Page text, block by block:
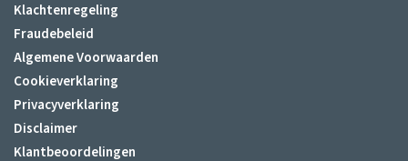
Klachtenregeling
Fraudebeleid
Algemene Voorwaarden
Cookieverklaring
Privacyverklaring
Disclaimer
Klantbeoordelingen